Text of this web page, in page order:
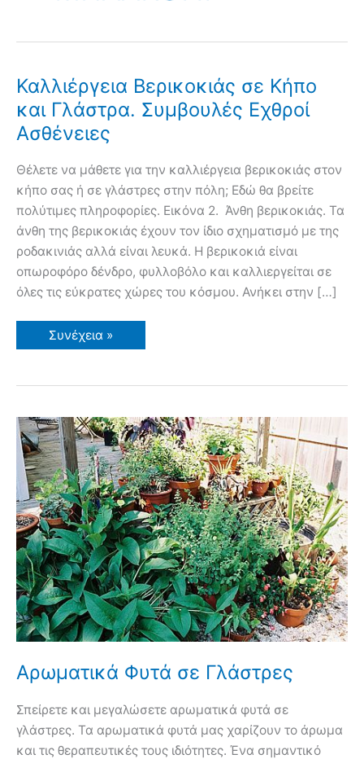
Καλλιέργεια Βερικοκιάς σε Κήπο
και Γλάστρα. Συμβουλές Εχθροί
Ασθένειες
Θέλετε να μάθετε για την καλλιέργεια βερικοκιάς στον
κήπο σας ή σε γλάστρες στην πόλη; Εδώ θα βρείτε
πολύτιμες πληροφορίες. Εικόνα 2. Άνθη βερικοκιάς. Τα
άνθη της βερικοκιάς έχουν τον ίδιο σχηματισμό με της
ροδακινιάς αλλά είναι λευκά. H βερικοκιά είναι
οπωροφόρο δένδρο, φυλλοβόλο και καλλιεργείται σε
όλες τις εύκρατες χώρες του κόσμου. Ανήκει στην […]
Καλλιέργεια
Βερικοκιάς
και
Εχθροί
Ασθένειες
Συνέχεια »
Αρωματικά Φυτά σε Γλάστρες
Σπείρετε και μεγαλώσετε αρωματικά φυτά σε
γλάστρες. Τα αρωματικά φυτά μας χαρίζουν το άρωμα
και τις θεραπευτικές τους ιδιότητες. Ένα σημαντικό